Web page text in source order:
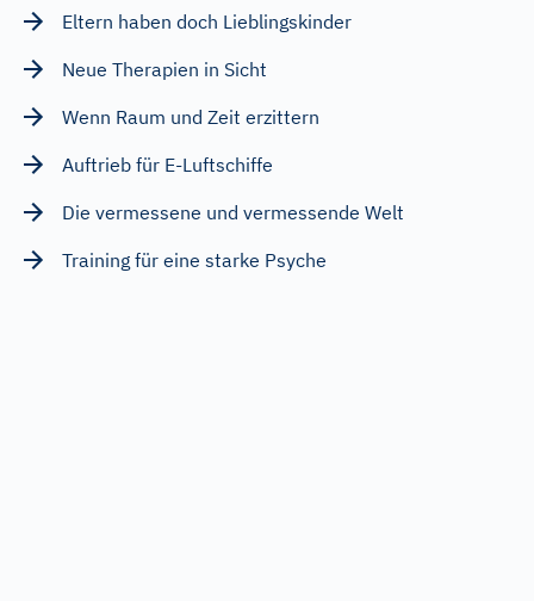
Eltern haben doch Lieblingskinder
Neue Therapien in Sicht
Wenn Raum und Zeit erzittern
Auftrieb für E-Luftschiffe
Die vermessene und vermessende Welt
Training für eine starke Psyche